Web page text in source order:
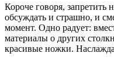
Короче говоря, запретить
обсуждать и страшно, и
момент. Одно радует:
материалы о других
красивые ножки.